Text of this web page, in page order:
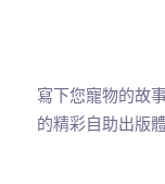
寫下您寵物的故
的精彩自助出版